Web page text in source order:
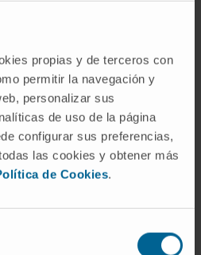
propias y de terceros con
permitir la navegación y
personalizar sus
de uso de la página
configurar sus preferencias,
las cookies y obtener más
de Cookies.